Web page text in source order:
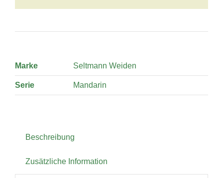
Marke Seltmann Weiden
Serie Mandarin
Beschreibung
Zusätzliche Information